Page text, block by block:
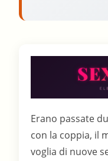
Erano passate
con la coppia, il
voglia di nuove